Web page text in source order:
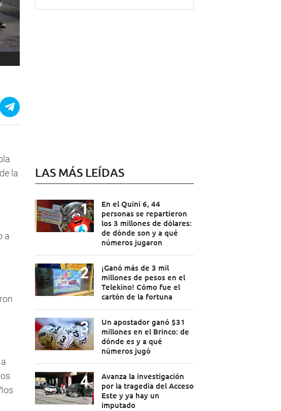
la
a
LAS MÁS LEÍDAS
En el Quini 6, 44
personas se repartieron
los 3 millones de dólares:
de dónde son y a qué
números jugaron
¡Ganó más de 3 mil
millones de pesos en el
Telekino! Cómo fue el
cartón de la fortuna
Un apostador ganó $31
millones en el Brinco: de
dónde es y a qué
números jugó
Avanza la investigación
por la tragedia del Acceso
Este y ya hay un
imputado